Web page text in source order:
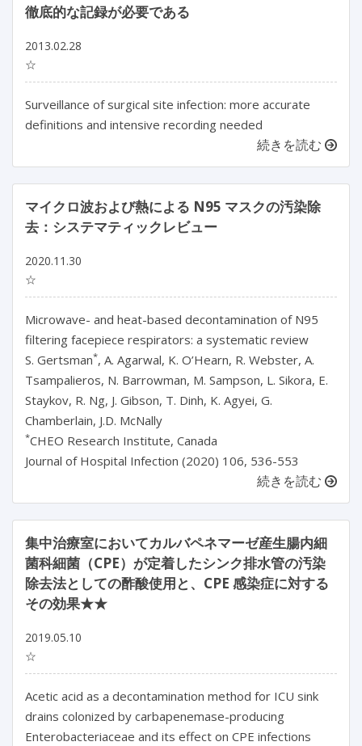
徹底的な記録が必要である
2013.02.28
☆
Surveillance of surgical site infection: more accurate
definitions and intensive recording needed
続きを読む
マイクロ波および熱による N95 マスクの汚染除
去：システマティックレビュー
2020.11.30
☆
Microwave- and heat-based decontamination of N95
filtering facepiece respirators: a systematic review
S. Gertsman*, A. Agarwal, K. O’Hearn, R. Webster, A.
Tsampalieros, N. Barrowman, M. Sampson, L. Sikora, E.
Staykov, R. Ng, J. Gibson, T. Dinh, K. Agyei, G.
Chamberlain, J.D. McNally
*CHEO Research Institute, Canada
Journal of Hospital Infection (2020) 106, 536-553
続きを読む
集中治療室においてカルバペネマーゼ産生腸内細
菌科細菌（CPE）が定着したシンク排水管の汚染
除去法としての酢酸使用と、CPE 感染症に対する
その効果★★
2019.05.10
☆
Acetic acid as a decontamination method for ICU sink
drains colonized by carbapenemase-producing
Enterobacteriaceae and its effect on CPE infections